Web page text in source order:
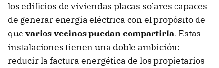
los edificios de viviendas placas solares capaces
de generar energía eléctrica con el propósito de
que varios vecinos puedan compartirla. Estas
instalaciones tienen una doble ambición:
reducir la factura energética de los propietarios